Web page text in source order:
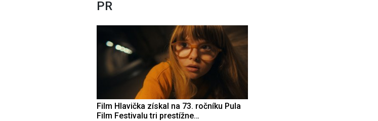
PR
Film Hlavička získal na 73. ročníku Pula
Film Festivalu tri prestížne…